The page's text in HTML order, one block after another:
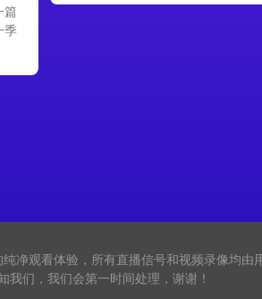
篇
季
净观看体验，所有直播信号和视频录像均由
们，我们会第一时间处理，谢谢！